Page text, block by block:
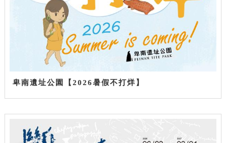
卑南遺址公園【2026暑假不打烊】